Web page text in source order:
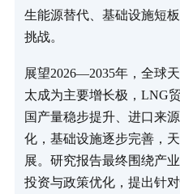
生能源替代、基础设施短
挑战。
展望2026—2035年，全球
太成为主要增长极，LNG
国产量稳步提升、进口来
化，基础设施逐步完善，
展。研究报告最终围绕产
投资与政策优化，提出针